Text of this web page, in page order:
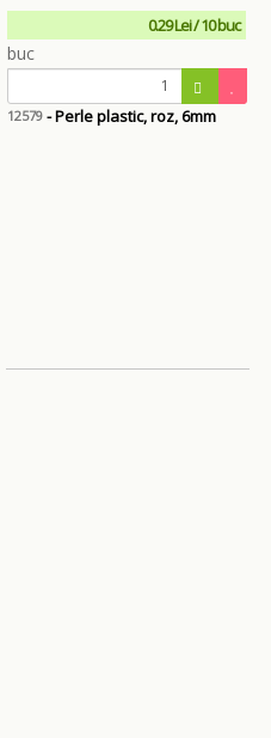
0.29 Lei / 10 buc
12579- Perle plastic, roz, 6mm